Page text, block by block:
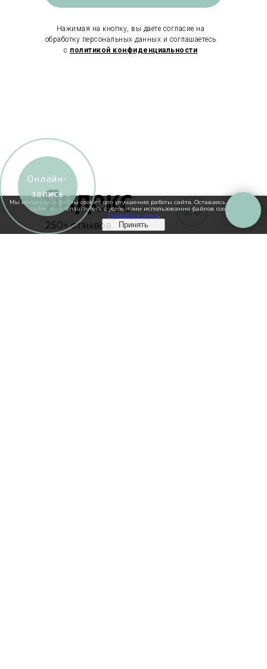
Мы используем файлы cookies для улучшения работы сайта. Оставаясь на нашем
сайте, вы соглашаетесь с условиями использования файлов cookies.
Подробнее здесь.
Принять
Нажимая на кнопку, вы даете согласие на
обработку персональных данных и соглашаетесь
c политикой конфиденциальности
250+ отзывов
5.0
Онлайн-
запись